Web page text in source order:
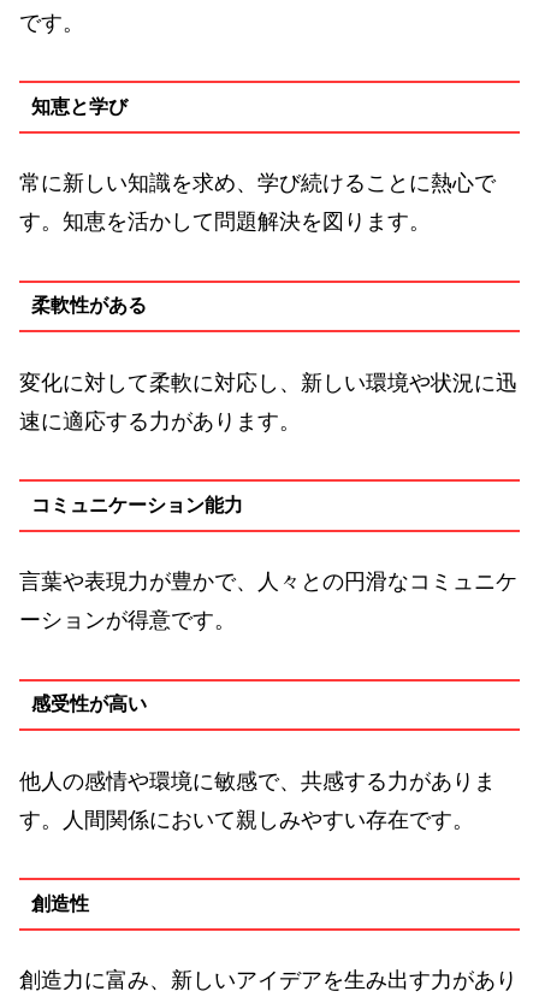
です。
知恵と学び
常に新しい知識を求め、学び続けることに熱心で
す。知恵を活かして問題解決を図ります。
柔軟性がある
変化に対して柔軟に対応し、新しい環境や状況に迅
速に適応する力があります。
コミュニケーション能力
言葉や表現力が豊かで、人々との円滑なコミュニケ
ーションが得意です。
感受性が高い
他人の感情や環境に敏感で、共感する力がありま
す。人間関係において親しみやすい存在です。
創造性
創造力に富み、新しいアイデアを生み出す力があり